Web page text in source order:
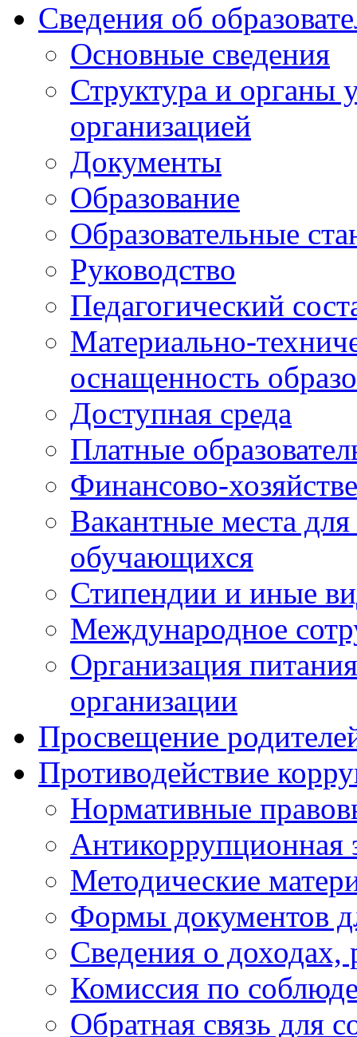
Сведения об
Основные сведения
Структура и органы
организацией
Документы
Образование
Образовательные
Руководство
Педагогический
Материально-
оснащенность
Доступная среда
Платные
Финансово-
Вакантные места
обучающихся
Стипендии и иные
Международное
Организация
организации
Просвещение
Противодействие
Нормативные
Антикоррупционная
Методические
Формы документов
Сведения о доходах,
Комиссия по
Обратная связь для